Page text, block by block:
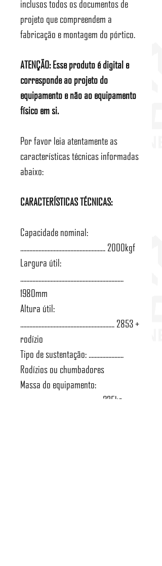
inclusos todos os documentos de
projeto que compreendem a
fabricação e montagem do pórtico.
ATENÇÃO: Esse produto é digital e
corresponde ao projeto do
equipamento e não ao equipamento
físico em si.
Por favor leia atentamente as
características técnicas informadas
abaixo:
CARACTERÍSTICAS TÉCNICAS:
Capacidade nominal:
........................................................ 2000kgf
Largura útil:
....................................................................
1980mm
Altura útil:
.............................................................. 2853 +
rodízio
Tipo de sustentação: .......................
Rodízios ou chumbadores
Massa do equipamento:
..................................................... 325kg